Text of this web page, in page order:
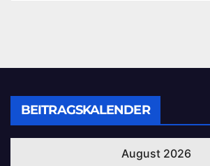
BEITRAGSKALENDER
August 2026